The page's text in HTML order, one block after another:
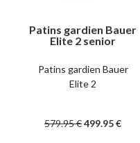
Patins gardien Bauer
Elite 2 senior
Patins gardien Bauer
Elite 2
579.95€499.95€